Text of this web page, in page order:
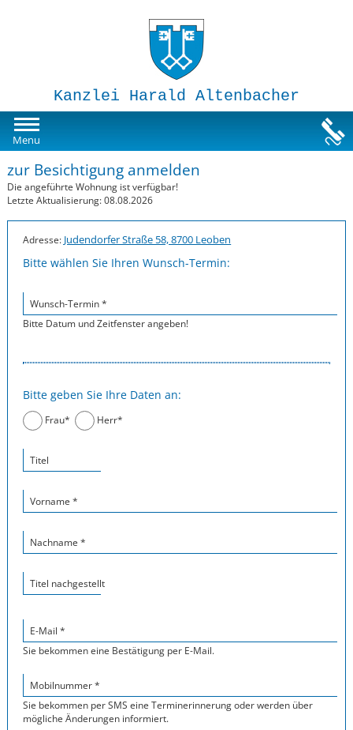
Kanzlei Harald Altenbacher
Menu
Susi-Sorglos Anlegerwohnungen
Impressum
zur Besichtigung anmelden
Die angeführte Wohnung ist verfügbar!
Letzte Aktualisierung: 08.08.2026
Adresse:Judendorfer Straße 58, 8700 Leoben
Bitte wählen Sie Ihren Wunsch-Termin:
Wunsch-Termin *
Bitte Datum und Zeitfenster angeben!
Bitte geben Sie Ihre Daten an:
Frau* Herr*
Titel
Vorname *
Nachname *
Titel nachgestellt
E-Mail *
Sie bekommen eine Bestätigung per E-Mail.
Mobilnummer *
Sie bekommen per SMS eine Terminerinnerung oder werden über
mögliche Änderungen informiert.